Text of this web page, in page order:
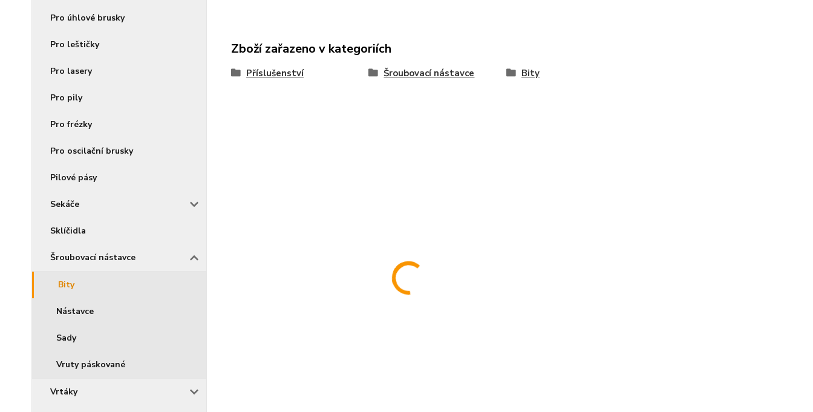
Pro úhlové brusky
Pro leštičky
Pro lasery
Pro pily
Pro frézky
Pro oscilační brusky
Pilové pásy
Sekáče
Sklíčidla
Šroubovací nástavce
Bity
Nástavce
Sady
Vruty páskované
Vrtáky
Zboží zařazeno v kategoriích
Příslušenství Šroubovací nástavce Bity